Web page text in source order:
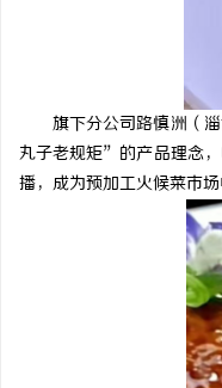
旗下分公司路慎洲（淄
丸子老规矩”的产品理念
播，成为预加工火候菜市